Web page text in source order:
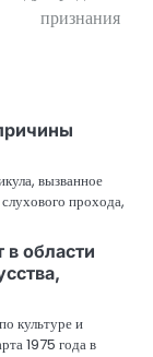
признания
вызванное
прохода,
области
культуре и
1975 года в